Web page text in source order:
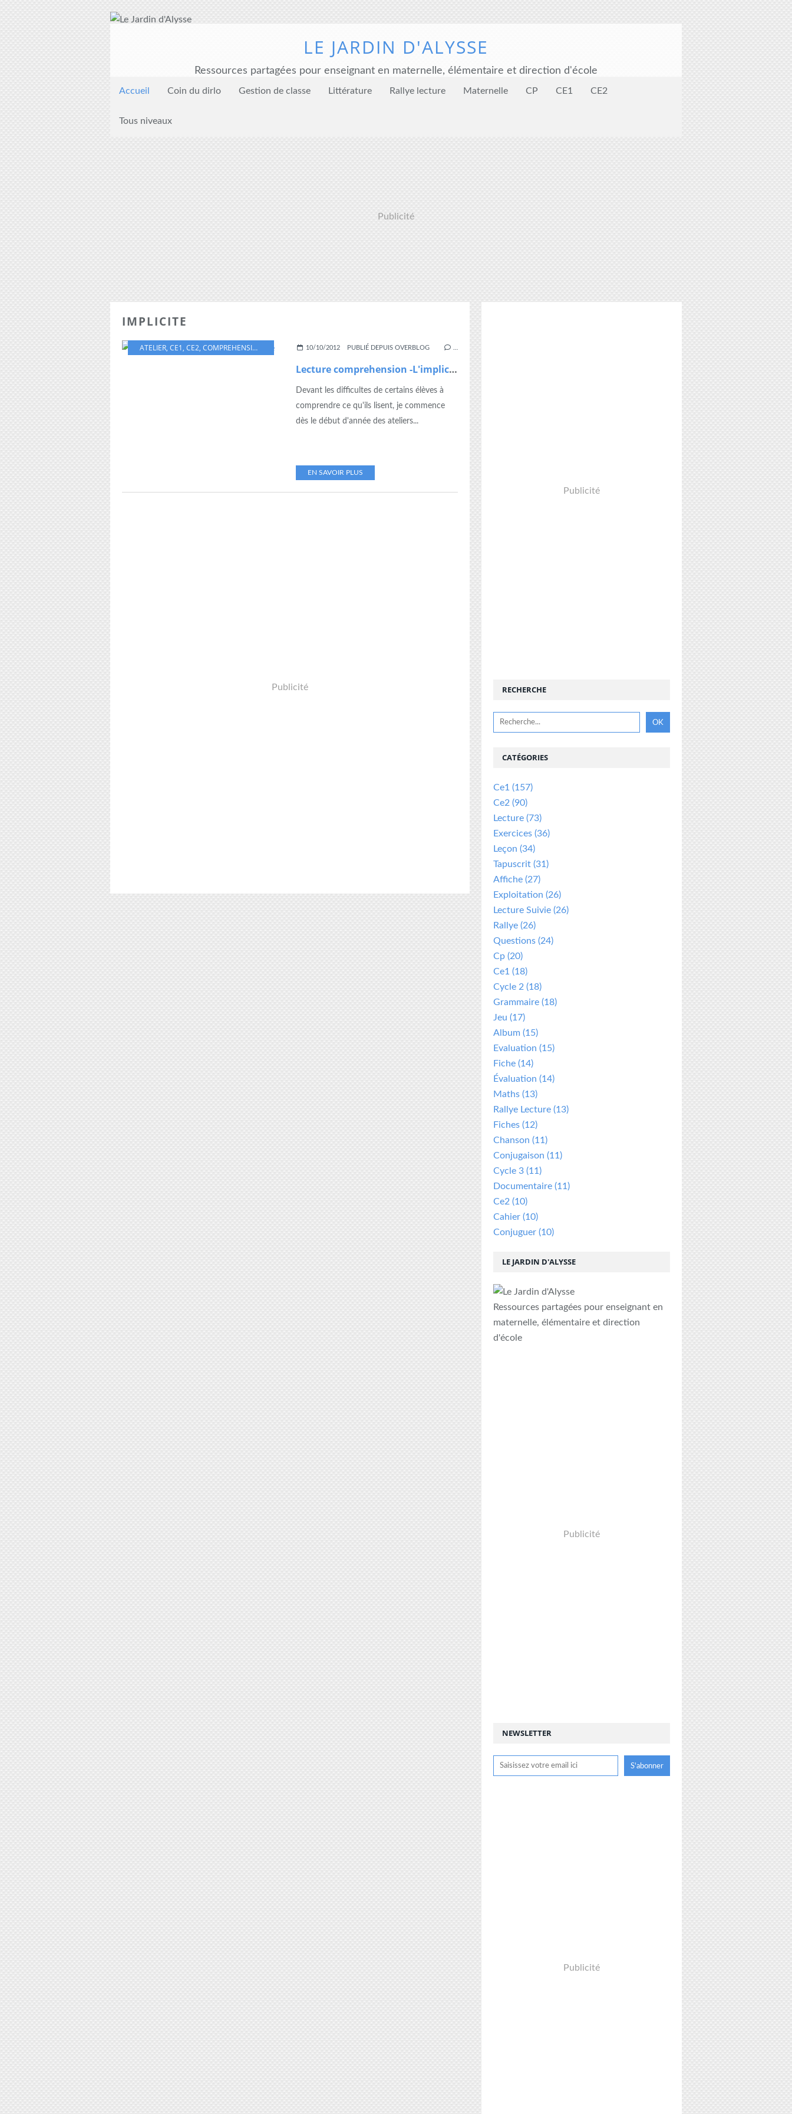
LE JARDIN D'ALYSSE
Ressources partagées pour enseignant en maternelle, élémentaire et direction d'école
Accueil Coin du dirlo Gestion de classe Littérature Rallye lecture Maternelle CP CE1 CE2
Tous niveaux
Publicité
IMPLICITE
ATELIER, CE1, CE2, COMPREHENSION CP FICHES, IMPLICITE, INFÉRENCES,LECTURE
10/10/2012 PUBLIÉ DEPUIS OVERBLOG
Lecture comprehension -L'implicite
Devant les difficultes de certains élèves à
comprendre ce qu'ils lisent, je commence
dès le début d'année des ateliers...
EN SAVOIR PLUS
Publicité
Publicité
NEWSLETTER
RECHERCHE
LE JARDIN D'ALYSSE
Ressources partagées pour enseignant en
maternelle, élémentaire et direction
d'école
Publicité
CATÉGORIES
Ce1 (157)
Ce2 (90)
Lecture (73)
Exercices (36)
Leçon (34)
Tapuscrit (31)
Affiche (27)
Exploitation (26)
Lecture Suivie (26)
Rallye (26)
Questions (24)
Cp (20)
Ce1 (18)
Cycle 2 (18)
Grammaire (18)
Jeu (17)
Album (15)
Evaluation (15)
Fiche (14)
Évaluation (14)
Maths (13)
Rallye Lecture (13)
Fiches (12)
Chanson (11)
Conjugaison (11)
Cycle 3 (11)
Documentaire (11)
Ce2 (10)
Cahier (10)
Conjuguer (10)
Publicité